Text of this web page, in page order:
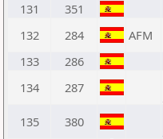
131
351
132
284 AFM
133
286
134
287
135 380